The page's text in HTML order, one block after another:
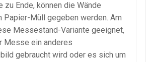
zu Ende, können die Wände
Papier-Müll gegeben werden. Am
Messestand-Variante geeignet,
Messe ein anderes
gebraucht wird oder es sich um